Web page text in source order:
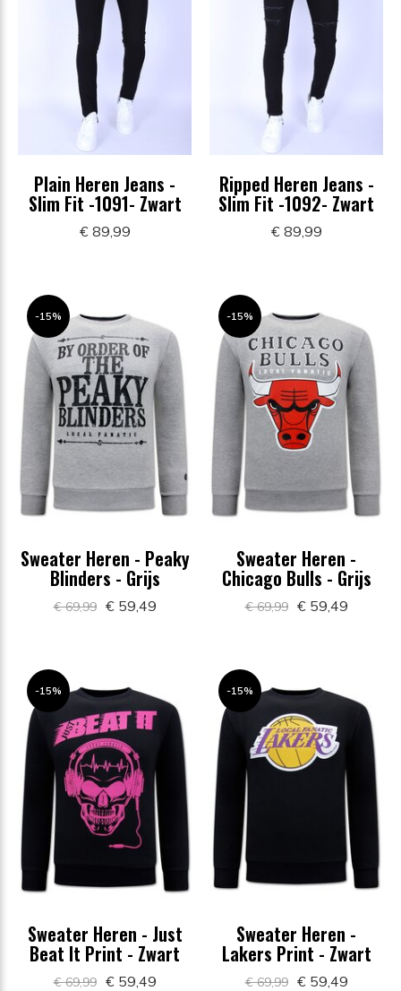
Plain Heren Jeans -
Slim Fit -1091- Zwart
€ 89,99
Ripped Heren Jeans -
Slim Fit -1092- Zwart
€ 89,99
-15%
Sweater Heren - Peaky
Blinders - Grijs
€ 69,99 € 59,49
-15%
Sweater Heren -
Chicago Bulls - Grijs
€ 69,99 € 59,49
-15%
Sweater Heren - Just
Beat It Print - Zwart
€ 69,99 € 59,49
-15%
Sweater Heren -
Lakers Print - Zwart
€ 69,99 € 59,49